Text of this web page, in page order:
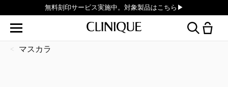
無料刻印サービス実施中。対象製品はこちら▶︎
マスカラ